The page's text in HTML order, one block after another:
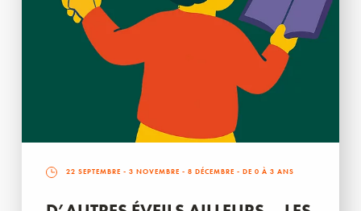
22 SEPTEMBRE - 3 NOVEMBRE - 8 DÉCEMBRE - DE 0 À 3 ANS